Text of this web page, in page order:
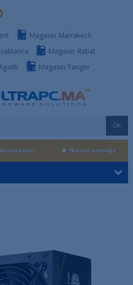
Magasin Marrakech
Magasin Rabat
Magasin Tanger
OK
Nouveautés Nouvel arrivage